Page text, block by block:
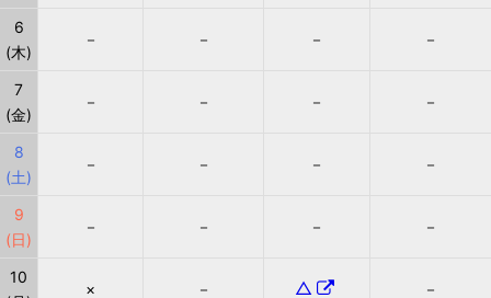
6
(木)
－ － － －
7
(金)
－ － － －
8
(土)
－ － － －
9
(日)
－ － － －
10
× － △ －